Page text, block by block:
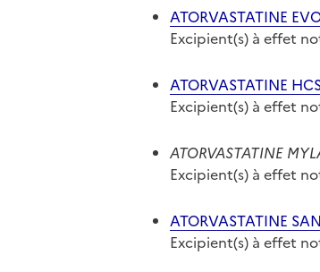
ATORVASTATINE
Excipient(s) à effet
ATORVASTATINE
Excipient(s) à effet
ATORVASTATINE
Excipient(s) à effet
ATORVASTATINE
Excipient(s) à effet